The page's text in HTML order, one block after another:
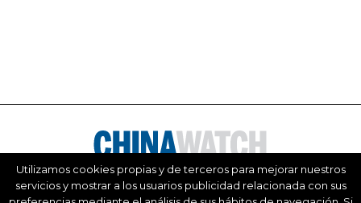
Este website está editado por el diario China Daily de la República Popular
Utilizamos cookies propias y de terceros para mejorar nuestros
servicios y mostrar a los usuarios publicidad relacionada con sus